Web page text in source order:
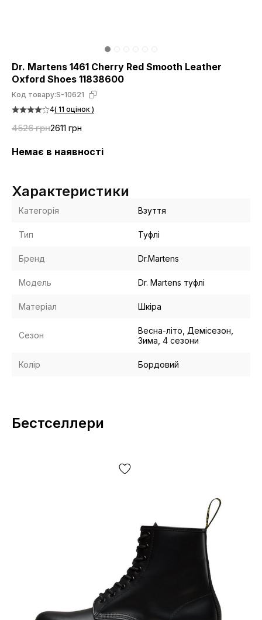
Dr. Martens 1461 Cherry Red Smooth Leather
Oxford Shoes 11838600
Код товару:S-10621
4( 11 оцінок )
4526 грн2611 грн
Немає в наявності
Характеристики
Категорія Взуття
Тип Туфлі
Бренд Dr.Martens
Модель Dr. Martens туфлі
Матеріал Шкіра
Сезон
Весна-літо, Демісезон,
Зима, 4 сезони
Колір Бордовий
Бестселлери